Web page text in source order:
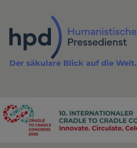
Inhalt
Der säkulare Blick auf die Welt.
Advertising